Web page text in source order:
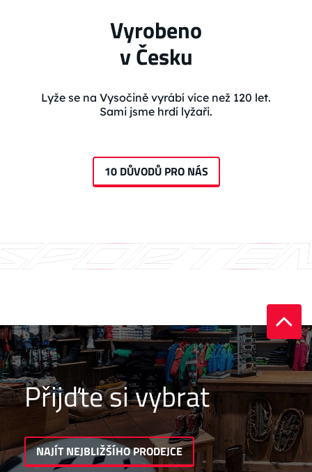
Vyrobeno
v Česku
Lyže se na Vysočině vyrábí více než 120 let.
Sami jsme hrdí lyžaři.
10 DŮVODŮ PRO NÁS
Přijďte si vybrat
NAJÍT NEJBLIŽŠÍHO PRODEJCE